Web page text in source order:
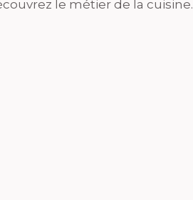
le métier de la cuisine.